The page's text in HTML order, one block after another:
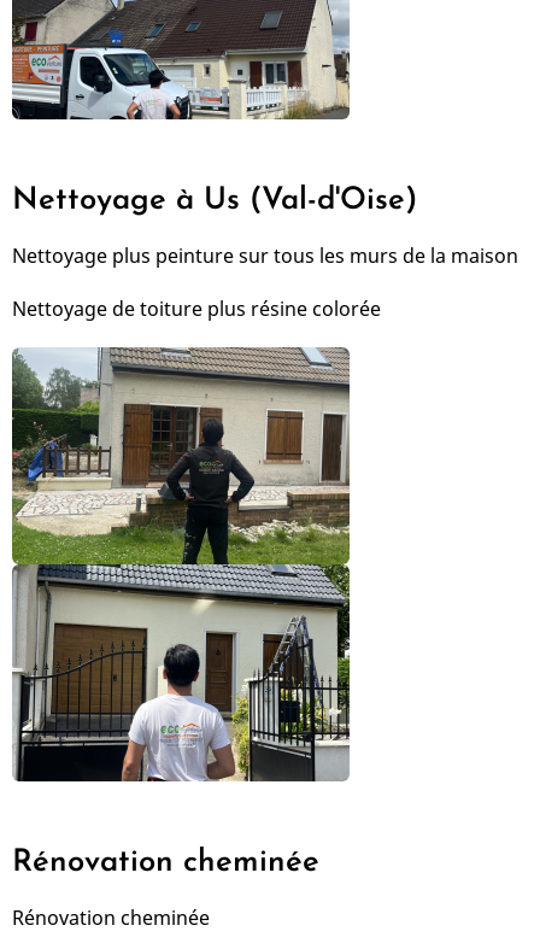
Nettoyage à Us (Val-d'Oise)
Nettoyage plus peinture sur tous les murs de la maison
Nettoyage de toiture plus résine colorée
Rénovation cheminée
Rénovation cheminée